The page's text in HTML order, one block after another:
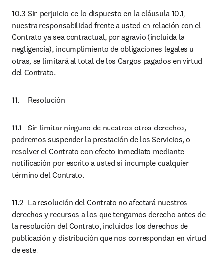
10.3	Sin perjuicio de lo dispuesto en la cláusula 10.1,
nuestra responsabilidad frente a usted en relación con el
Contrato ya sea contractual, por agravio (incluida la
negligencia), incumplimiento de obligaciones legales u
otras, se limitará al total de los Cargos pagados en virtud
del Contrato.
11.	Resolución
11.1	Sin limitar ninguno de nuestros otros derechos,
podremos suspender la prestación de los Servicios, o
resolver el Contrato con efecto inmediato mediante
notificación por escrito a usted si incumple cualquier
término del Contrato.
11.2	La resolución del Contrato no afectará nuestros
derechos y recursos a los que tengamos derecho antes de
la resolución del Contrato, incluidos los derechos de
publicación y distribución que nos correspondan en virtud
de este.